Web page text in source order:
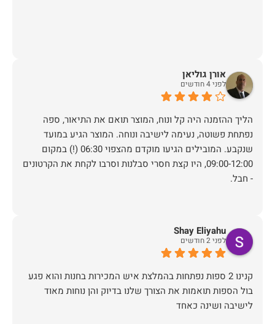
אורן גוליאן
לפני 4 חודשים
הליך ההזמנה היה קל ונוח, המוצר תואם את התיאור, ספה
נפתחת פשוטה, נעימה לישיבה ונוחה. המוצר הגיע במועד
שנקבע. המובילים הגיעו מוקדם מהצפוי 06:30 (!) במקום
09:00-12:00, היו קצת חסרי סבלנות וסרבו לקחת את הקרטונים
- חבל.
Shay Eliyahu
לפני 2 חודשים
קנינו 2 ספות נפתחות בהמלצת איש המכירות בחנות והוא פגע
בול הספות תואמות את הצורך שלנו בדיוק והן נוחות מאוד
לישיבה ושינה כאחד